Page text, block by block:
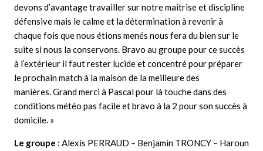
devons d’avantage travailler sur notre maîtrise et discipline
défensive mais le calme et la détermination à revenir à
chaque fois que nous étions menés nous fera du bien sur le
suite si nous la conservons. Bravo au groupe pour ce succès
à l’extérieur il faut rester lucide et concentré pour préparer
le prochain match à la maison de la meilleure des
manières.Grand merci à Pascal pour là touche dans des
conditions météo pas facile et bravo à la 2 pour son succès à
domicile. »
Le groupe : Alexis PERRAUD – Benjamin TRONCY – Haroun